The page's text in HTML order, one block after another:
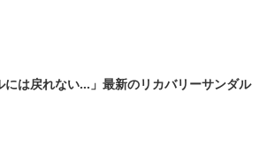
には戻れない…」最新のリカバリーサンダル